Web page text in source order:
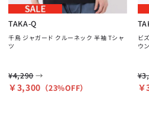
TAKA-Q
千鳥 ジャガード クルーネック 半袖 Tシャ
ツ
¥4,290 →
￥3,300 （23%OFF）
ビ
ウ